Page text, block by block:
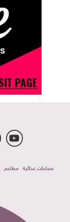
صناعات غذائية مطاعم